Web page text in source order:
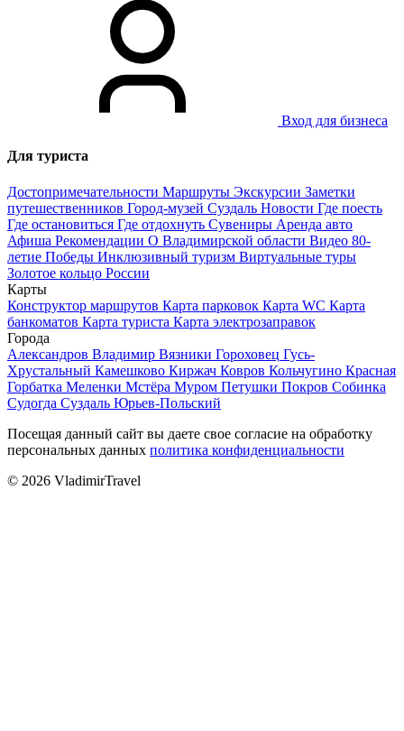
Вход для бизнеса
Для туриста
Достопримечательности Маршруты Экскурсии Заметки
путешественников Город-музей Суздаль Новости Где поесть
Где остановиться Где отдохнуть Сувениры Аренда авто
Афиша Рекомендации О Владимирской области Видео 80-
летие Победы Инклюзивный туризм Виртуальные туры
Золотое кольцо России
Карты
Конструктор маршрутов Карта парковок Карта WC Карта
банкоматов Карта туриста Карта электрозаправок
Города
Александров Владимир Вязники Гороховец Гусь-
Хрустальный Камешково Киржач Ковров Кольчугино Красная
Горбатка Меленки Мстёра Муром Петушки Покров Собинка
Судогда Суздаль Юрьев-Польский
Посещая данный сайт вы даете свое согласие на обработку
персональных данных политика конфиденциальности
© 2026 VladimirTravel